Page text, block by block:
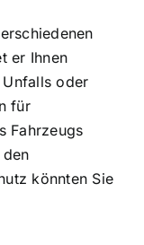
er Ihnen
oder
für
Fahrzeugs
könnten Sie